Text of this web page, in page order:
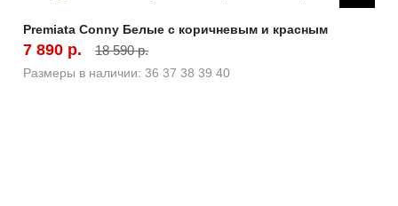
Premiata Conny Белые с коричневым и красным
7 890 р. 18 590 р.
Размеры в наличии: 36 37 38 39 40